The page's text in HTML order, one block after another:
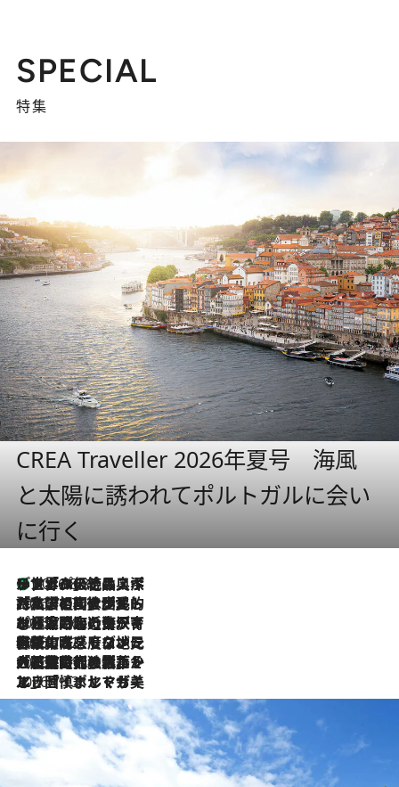
SPECIAL
特集
CREA Traveller 2026年夏号 海風
と太陽に誘われてポルトガルに会い
に行く
2026.8.8
リスボンの絶品スイーツ「パステル・デ・ナタ」とは？ポルトガル伝統の奥深い世界へ
2026.7.27
「私の祖国はポルトガル語です」国民的詩人フェルナンド・ペソアと、彼が愛した文学の街を歩く
2026.7.26
ポルトガル近海が育む極上の海の幸。キリリと冷えた白ワインと愉しむ、シーフード専門店の贅沢
2026.7.22
伝統の味をモダンに昇華。高感度な地元客が集う、リスボンの最旬ガストロノミー
2026.7.21
大航海時代の栄華から、震災、独裁、そして革命へ。ポルトガル・首都リスボンの石畳に刻まれた「歴史の光と影」
2026.7.13
エッセイ・ヤマザキマリ「慎ましくも美しき国 ポルトガル」